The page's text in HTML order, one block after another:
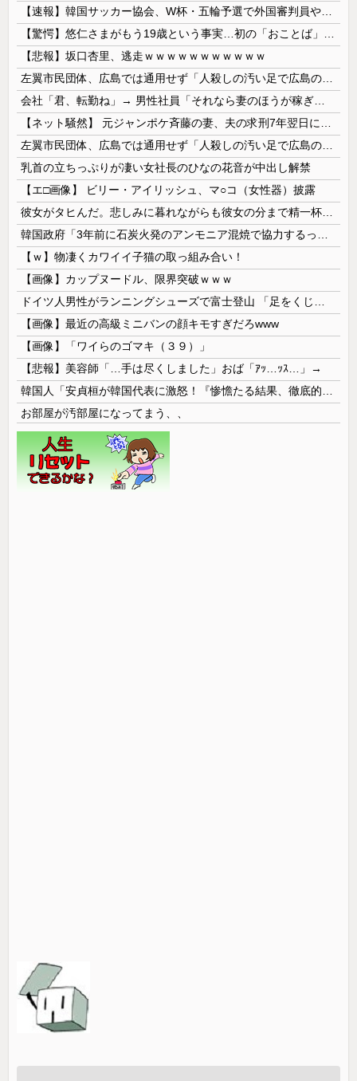
【悲報】坂口杏里、逃走ｗｗｗｗｗｗｗｗｗｗｗ
乳首の立ちっぷりが凄い女社長のひなの花音が中出し解禁
【エ□画像】 ビリー・アイリッシュ、マ○コ（女性器）披露
【ｗ】物凄くカワイイ子猫の取っ組み合い！
【画像】カップヌードル、限界突破ｗｗｗ
【画像】最近の高級ミニバンの顔キモすぎだろwww
【画像】「ワイらのゴマキ（３９）」
【悲報】美容師「…手は尽くしました」おば「ｱｯ…ｯｽ…」→
お部屋が汚部屋になってまう、、